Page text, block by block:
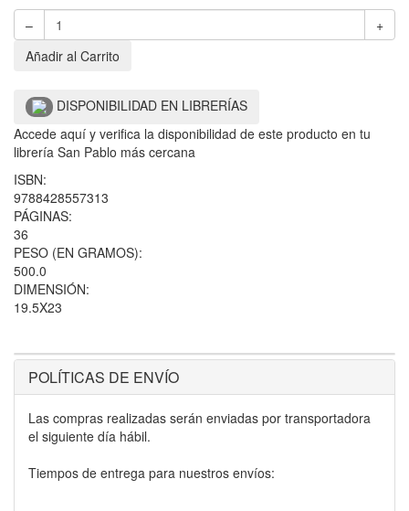
–
+
Añadir al Carrito
DISPONIBILIDAD EN LIBRERÍAS
Accede aquí y verifica la disponibilidad de este producto en tu
librería San Pablo más cercana
ISBN:
9788428557313
PÁGINAS:
36
PESO (EN GRAMOS):
500.0
DIMENSIÓN:
19.5X23
POLÍTICAS DE ENVÍO
Las compras realizadas serán enviadas por transportadora
el siguiente día hábil.
Tiempos de entrega para nuestros envíos: